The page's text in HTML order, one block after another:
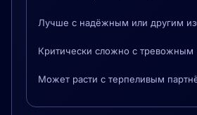
Лучше с надёжным или другим
Критически сложно с тревожным
Может расти с терпеливым